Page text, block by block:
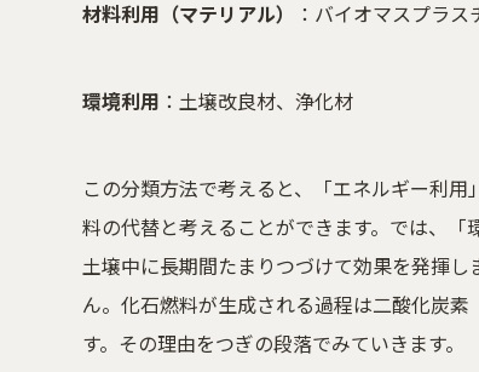
材料利用（マテリアル） ：バイオマスプラ
環境利用 ：土壌改良材、浄化材
この分類方法で考えると、「エネルギー利
料の代替と考えることができます。では、
土壌中に長期間たまりつづけて効果を発揮
ん。化石燃料が生成される過程は二酸化炭
す。その理由をつぎの段落でみていきます。